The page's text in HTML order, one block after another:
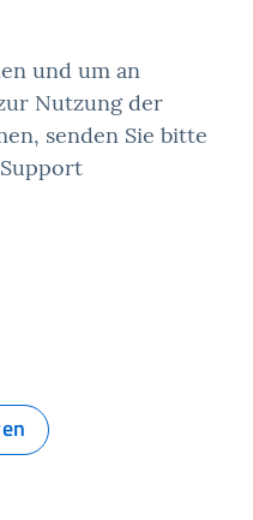
und um an
Nutzung der
senden Sie bitte